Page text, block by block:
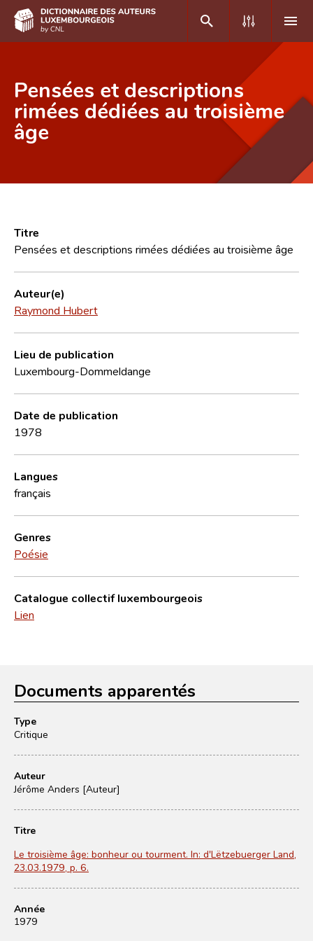
DE FR
Accueil
Recherche avancée
CNL
Équipe scientifique
Contact
Pensées et descriptions
rimées dédiées au troisième
âge
Titre
Pensées et descriptions rimées dédiées au troisième âge
Auteur(e)
Raymond Hubert
Lieu de publication
Luxembourg-Dommeldange
Date de publication
1978
Langues
français
Genres
Poésie
Catalogue collectif luxembourgeois
Lien
Documents apparentés
Type
Critique
Auteur
Jérôme Anders [Auteur]
Titre
Le troisième âge: bonheur ou tourment. In: d'Lëtzebuerger Land,
23.03.1979, p. 6.
Année
1979